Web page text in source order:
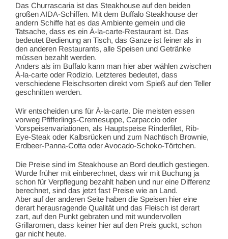
Das Churrascaria ist das Steakhouse auf den beiden
großen AIDA-Schiffen. Mit dem Buffalo Steakhouse der
andern Schiffe hat es das Ambiente gemein und die
Tatsache, dass es ein À-la-carte-Restaurant ist. Das
bedeutet Bedienung an Tisch, das Ganze ist feiner als in
den anderen Restaurants, alle Speisen und Getränke
müssen bezahlt werden.
Anders als im Buffalo kann man hier aber wählen zwischen
À-la-carte oder Rodizio. Letzteres bedeutet, dass
verschiedene Fleischsorten direkt vom Spieß auf den Teller
geschnitten werden.
Wir entscheiden uns für À-la-carte. Die meisten essen
vorweg Pfifferlings-Cremesuppe, Carpaccio oder
Vorspeisenvariationen, als Hauptspeise Rinderfilet, Rib-
Eye-Steak oder Kalbsrücken und zum Nachtisch Brownie,
Erdbeer-Panna-Cotta oder Avocado-Schoko-Törtchen.
Die Preise sind im Steakhouse an Bord deutlich gestiegen.
Wurde früher mit einberechnet, dass wir mit Buchung ja
schon für Verpflegung bezahlt haben und nur eine Differenz
berechnet, sind das jetzt fast Preise wie an Land.
Aber auf der anderen Seite haben die Speisen hier eine
derart herausragende Qualität und das Fleisch ist derart
zart, auf den Punkt gebraten und mit wundervollen
Grillaromen, dass keiner hier auf den Preis guckt, schon
gar nicht heute.